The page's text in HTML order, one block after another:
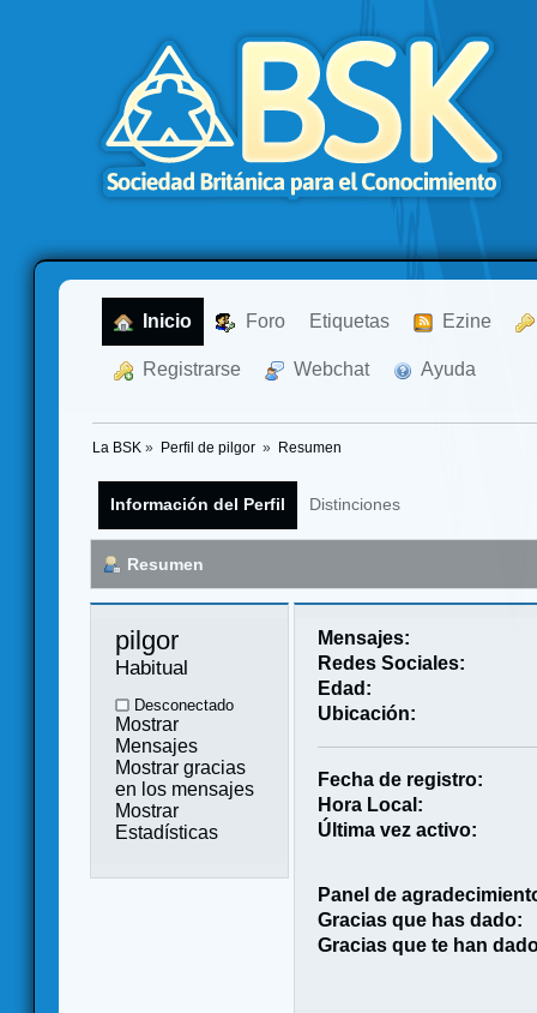
Inicio Foro Etiquetas Ezine
Registrarse Webchat Ayuda
La BSK » Perfil de pilgor » Resumen
Información del Perfil Distinciones
Resumen
pilgor
Habitual
Desconectado
Mostrar
Mensajes
Mostrar gracias
en los mensajes
Mostrar
Estadísticas
Mensajes:
Redes Sociales:
Edad:
Ubicación:
Fecha de registro:
Hora Local:
Última vez activo:
Panel de
Gracias que has dado:
Gracias que te han